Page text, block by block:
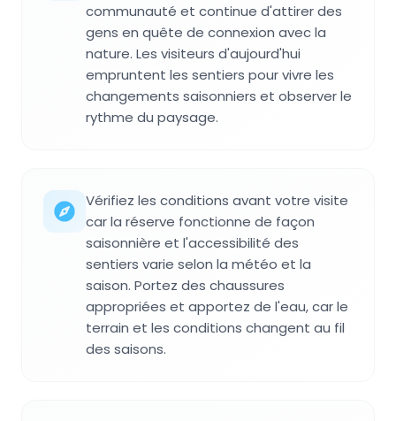
communauté et continue d'attirer des
gens en quête de connexion avec la
nature. Les visiteurs d'aujourd'hui
empruntent les sentiers pour vivre les
changements saisonniers et observer le
rythme du paysage.
Vérifiez les conditions avant votre visite
car la réserve fonctionne de façon
saisonnière et l'accessibilité des
sentiers varie selon la météo et la
saison. Portez des chaussures
appropriées et apportez de l'eau, car le
terrain et les conditions changent au fil
des saisons.